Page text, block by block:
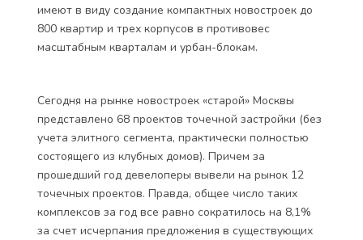
имеют в виду создание компактных новостроек до
800 квартир и трех корпусов в противовес
масштабным кварталам и урбан-блокам.
Сегодня на рынке новостроек «старой» Москвы
представлено 68 проектов точечной застройки (без
учета элитного сегмента, практически полностью
состоящего из клубных домов). Причем за
прошедший год девелоперы вывели на рынок 12
точечных проектов. Правда, общее число таких
комплексов за год все равно сократилось на 8,1%
за счет исчерпания предложения в существующих